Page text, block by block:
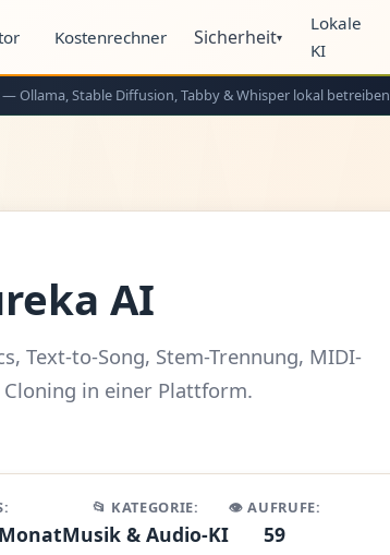
Kostenrechner Sicherheit▾
Lokale
KI
— Ollama, Stable Diffusion, Tabby & Whisper lokal betreiben
AI
Text-to-Song, Stem-Trennung, MIDI-
in einer Plattform.
📂 KATEGORIE:
Musik & Audio-KI
👁️ AUFRUFE:
59